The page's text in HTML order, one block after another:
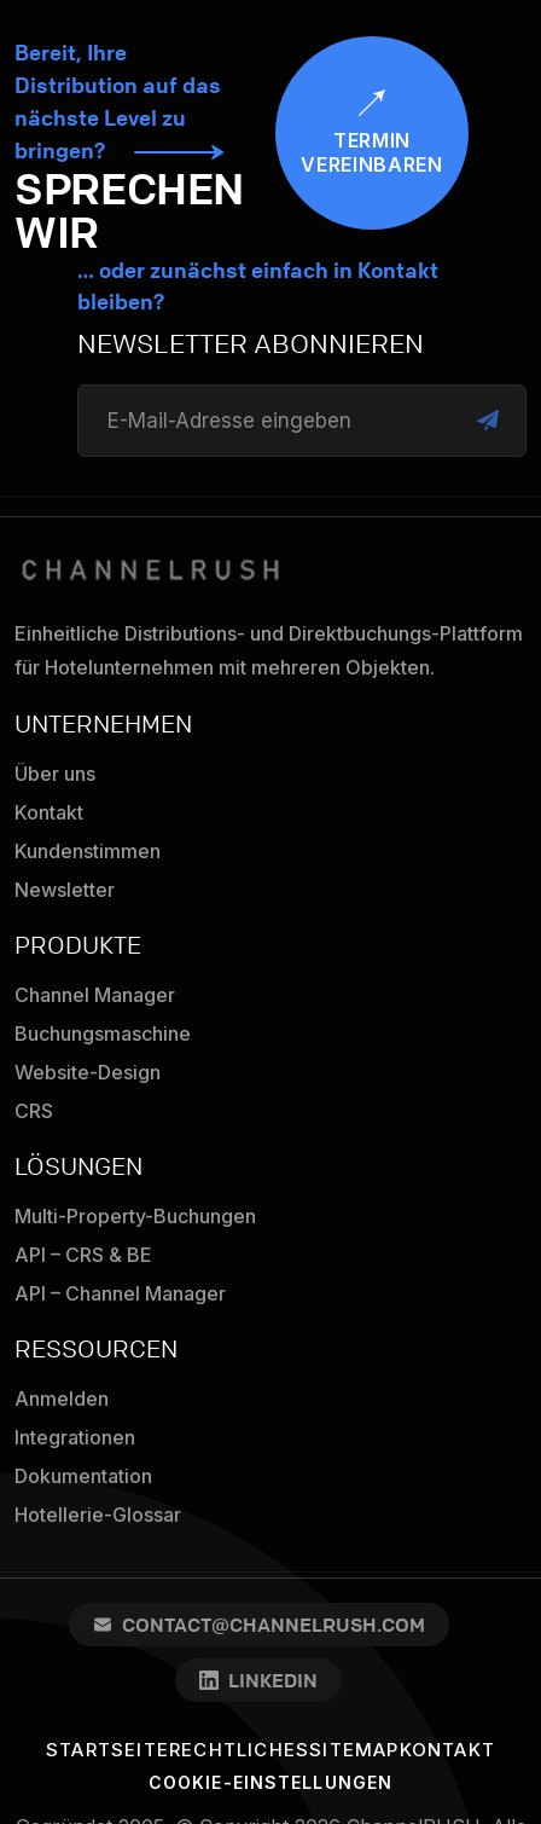
Bereit, Ihre
Distribution auf das
nächste Level zu
bringen?
SPRECHEN
WIR
TERMIN
VEREINBAREN
… oder zunächst einfach in Kontakt
bleiben?
NEWSLETTER ABONNIEREN
Einheitliche Distributions- und Direktbuchungs-Plattform
für Hotelunternehmen mit mehreren Objekten.
UNTERNEHMEN
Über uns
Kontakt
Kundenstimmen
Newsletter
PRODUKTE
Channel Manager
Buchungsmaschine
Website-Design
CRS
LÖSUNGEN
Multi-Property-Buchungen
API – CRS & BE
API – Channel Manager
RESSOURCEN
Anmelden
Integrationen
Dokumentation
Hotellerie-Glossar
CONTACT@CHANNELRUSH.COM
LINKEDIN
STARTSEITERECHTLICHESSITEMAPKONTAKT
COOKIE-EINSTELLUNGEN